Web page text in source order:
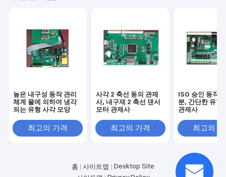
높은 내구성 동작 관리
체계 물에 의하여 냉각
되는 유형 사각 모양
최고의 가격
사각 2 축선 동의 관제
사, 내구재 2 축선 댄서
모터 관제사
최고의 가격
ISO 승인 동작
분, 간단한 유형
관제사
최고의
홈 사이트맵
Desktop Site